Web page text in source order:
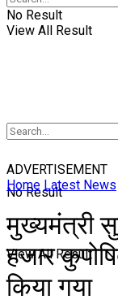
No Result
View All Result
No Result
View All Result
ADVERTISEMENT
Home Latest News
मुख्यमंत्री
हजार
किया गया